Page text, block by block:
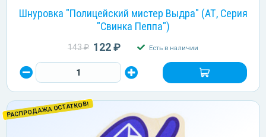
Шнуровка "Полицейский мистер Выдра" (АТ, Серия
"Свинка Пеппа")
143 ₽ 122 ₽ Есть в наличии
РАСПРОДАЖА ОСТАТКОВ!